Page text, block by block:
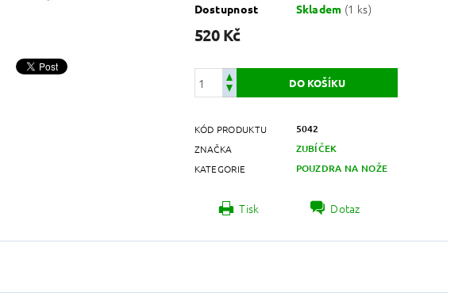
Dostupnost Skladem (1 ks)
520 Kč
KÓD PRODUKTU 5042
ZNAČKA ZUBÍČEK
KATEGORIE POUZDRA NA NOŽE
Tisk Dotaz